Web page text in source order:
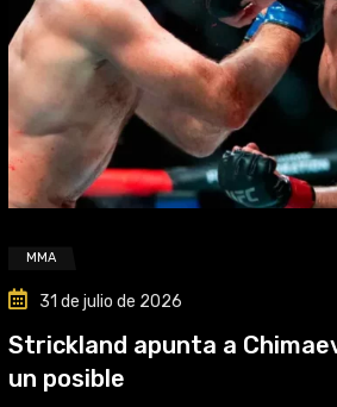
2026
a Chimaev y anticipa